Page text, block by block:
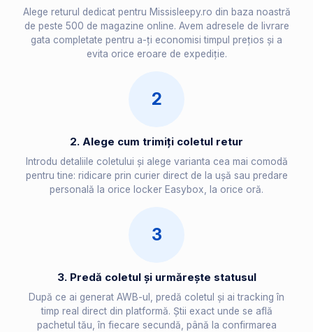
Alege returul dedicat pentru Missisleepy.ro din baza noastră
de peste 500 de magazine online. Avem adresele de livrare
gata completate pentru a-ți economisi timpul prețios și a
evita orice eroare de expediție.
2
2. Alege cum trimiți coletul retur
Introdu detaliile coletului și alege varianta cea mai comodă
pentru tine: ridicare prin curier direct de la ușă sau predare
personală la orice locker Easybox, la orice oră.
3
3. Predă coletul și urmărește statusul
După ce ai generat AWB-ul, predă coletul și ai tracking în
timp real direct din platformă. Știi exact unde se află
pachetul tău, în fiecare secundă, până la confirmarea